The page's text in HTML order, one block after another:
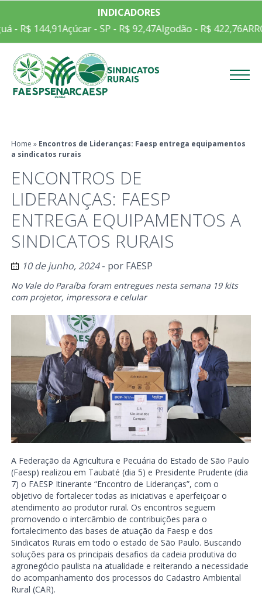
INDICADORES
- R$ 144,91Açúcar - SP - R$ 92,47Algodão - R$ 422,76
Home » Encontros de Lideranças: Faesp entrega equipamentos
a sindicatos rurais
ENCONTROS DE
LIDERANÇAS: FAESP
ENTREGA EQUIPAMENTOS A
SINDICATOS RURAIS
10 de junho, 2024- por FAESP
No Vale do Paraíba foram entregues nesta semana 19 kits
com projetor, impressora e celular
A Federação da Agricultura e Pecuária do Estado de São Paulo
(Faesp) realizou em Taubaté (dia 5) e Presidente Prudente (dia
7) o FAESP Itinerante “Encontro de Lideranças”, com o
objetivo de fortalecer todas as iniciativas e aperfeiçoar o
atendimento ao produtor rural. Os encontros seguem
promovendo o intercâmbio de contribuições para o
fortalecimento das bases de atuação da Faesp e dos
Sindicatos Rurais em todo o estado de São Paulo. Buscando
soluções para os principais desafios da cadeia produtiva do
agronegócio paulista na atualidade e reiterando a necessidade
do acompanhamento dos processos do Cadastro Ambiental
Rural (CAR).